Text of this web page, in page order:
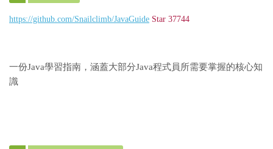
https://github.com/Snailclimb/JavaGuide Star 37744
一份Java學習指南，涵蓋大部分Java程式員所需要掌握的核心知
識